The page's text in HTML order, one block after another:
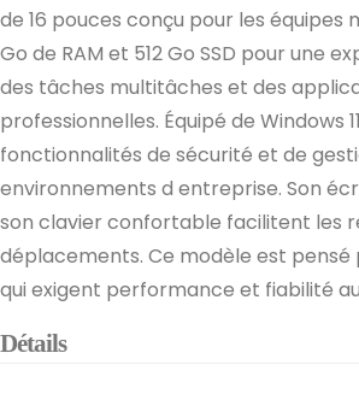
de 16 pouces conçu pour les équipes
Go de RAM et 512 Go SSD pour une
des tâches multitâches et des
professionnelles. Équipé de Windows
fonctionnalités de sécurité et de
environnements d entreprise. Son
son clavier confortable facilitent les
déplacements. Ce modèle est pensé
qui exigent performance et fiabilité
Détails